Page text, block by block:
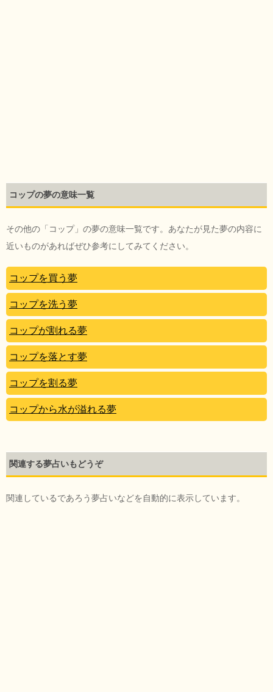
コップの夢の意味一覧
その他の「コップ」の夢の意味一覧です。あなたが見た夢の内容に
近いものがあればぜひ参考にしてみてください。
コップを買う夢
コップを洗う夢
コップが割れる夢
コップを落とす夢
コップを割る夢
コップから水が溢れる夢
関連する夢占いもどうぞ
関連しているであろう夢占いなどを自動的に表示しています。